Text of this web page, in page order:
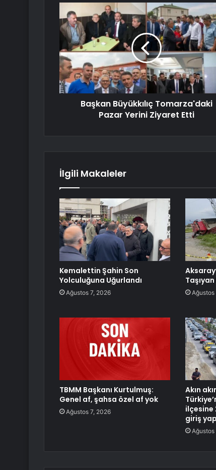
Başkan Büyükkılıç Tomarza'daki
Pazar Yerini Ziyaret Etti
İlgili Makaleler
Kemalettin Şahin Son
Yolculuğuna Uğurlandı
Ağustos 7, 2026 Ağustos
TBMM Başkanı Kurtulmuş:
Genel af, şahsa özel af yok
Ağustos 7, 2026
Akın
ilçesine
giriş
Ağustos